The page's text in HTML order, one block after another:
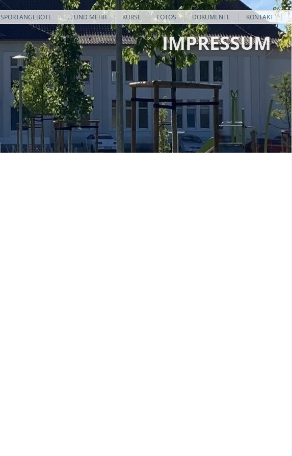
SPORTANGEBOTE ... UND MEHR KURSE FOTOS DOKUMENTE KONTAKT
IMPRESSUM